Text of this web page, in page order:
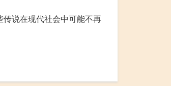
说在现代社会中可能不再